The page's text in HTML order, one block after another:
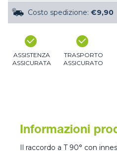
Costo spedizione: €9,90
ASSISTENZA
ASSICURATA
TRASPORTO
ASSICURATO
Informazioni
Il raccordo a T 90° con